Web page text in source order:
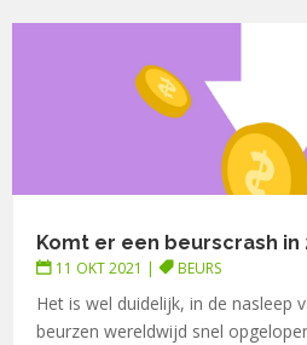
Komt er een beurscrash in
11 OKT 2021 | BEURS
Het is wel duidelijk, in de nasleep
beurzen wereldwijd snel